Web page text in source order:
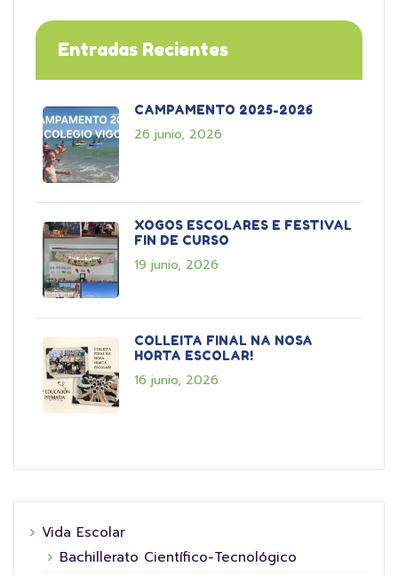
Entradas Recientes
CAMPAMENTO 2025-2026
26 junio, 2026
XOGOS ESCOLARES E FESTIVAL
FIN DE CURSO
19 junio, 2026
COLLEITA FINAL NA NOSA
HORTA ESCOLAR!
16 junio, 2026
Vida Escolar
Bachillerato Científico-Tecnológico